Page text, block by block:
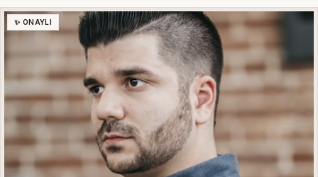
✨ ONAYLI